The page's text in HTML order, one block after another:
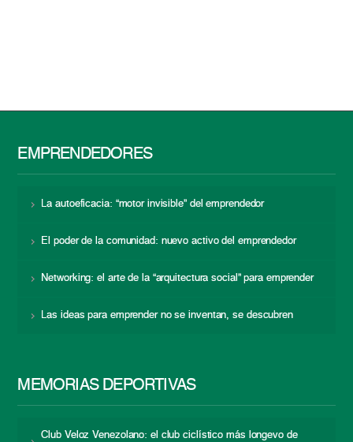
EMPRENDEDORES
La autoeficacia: “motor invisible” del emprendedor
El poder de la comunidad: nuevo activo del emprendedor
Networking: el arte de la “arquitectura social” para emprender
Las ideas para emprender no se inventan, se descubren
MEMORIAS DEPORTIVAS
Club Veloz Venezolano: el club ciclístico más longevo de